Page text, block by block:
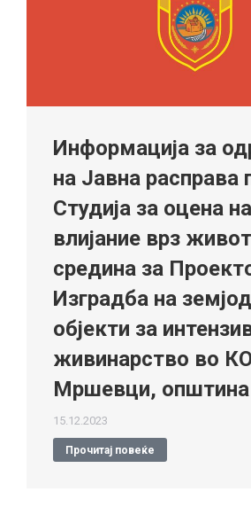
Информација за
на Јавна расправа
Студија за оцена на
влијание врз
средина за
Изградба на
објекти за
живинарство во
Мршевци,
15.12.2023
Прочитај повеќе